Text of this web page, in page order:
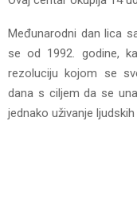
Međunarodni dan lica
se od 1992. godine,
rezoluciju kojom se
dana s ciljem da se
jednako uživanje